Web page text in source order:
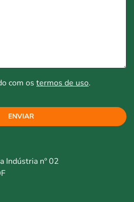
com os termos de uso.
ENVIAR
Indústria nº 02